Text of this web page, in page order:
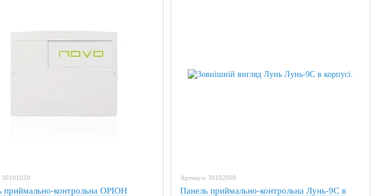
30101020
приймально-контрольна ОРІОН
Артикул: 30102009
Панель приймально-контрольна Лунь-9C в